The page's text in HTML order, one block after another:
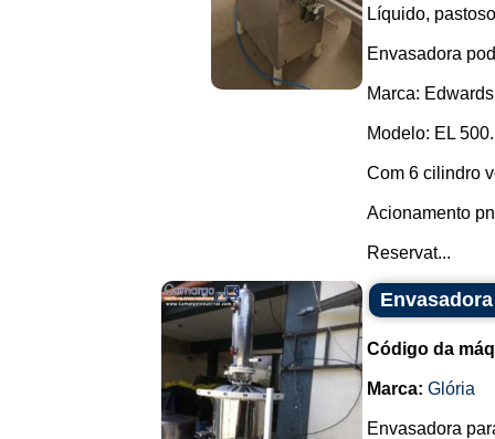
Líquido,
Envasadora
Marca:
Modelo: EL 500.
Com 6 cilindro
Acionamento
Reservat...
Código da
Marca: Glória
Envasadora